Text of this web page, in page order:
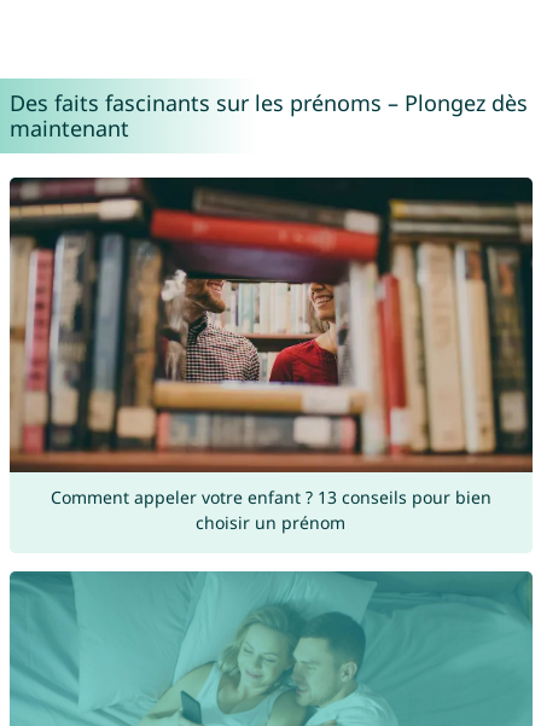
Des faits fascinants sur les prénoms – Plongez dès
maintenant
Comment appeler votre enfant ? 13 conseils pour bien
choisir un prénom